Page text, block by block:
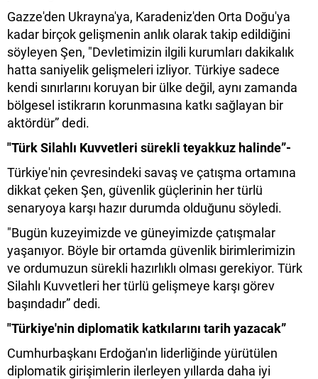
Gazze'den Ukrayna'ya, Karadeniz'den Orta Doğu'ya
kadar birçok gelişmenin anlık olarak takip edildiğini
söyleyen Şen, "Devletimizin ilgili kurumları dakikalık
hatta saniyelik gelişmeleri izliyor. Türkiye sadece
kendi sınırlarını koruyan bir ülke değil, aynı zamanda
bölgesel istikrarın korunmasına katkı sağlayan bir
aktördür” dedi.
"Türk Silahlı Kuvvetleri sürekli teyakkuz halinde”-
Türkiye'nin çevresindeki savaş ve çatışma ortamına
dikkat çeken Şen, güvenlik güçlerinin her türlü
senaryoya karşı hazır durumda olduğunu söyledi.
"Bugün kuzeyimizde ve güneyimizde çatışmalar
yaşanıyor. Böyle bir ortamda güvenlik birimlerimizin
ve ordumuzun sürekli hazırlıklı olması gerekiyor. Türk
Silahlı Kuvvetleri her türlü gelişmeye karşı görev
başındadır” dedi.
"Türkiye'nin diplomatik katkılarını tarih yazacak”
Cumhurbaşkanı Erdoğan'ın liderliğinde yürütülen
diplomatik girişimlerin ilerleyen yıllarda daha iyi